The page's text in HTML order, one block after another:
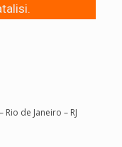
de Janeiro – RJ